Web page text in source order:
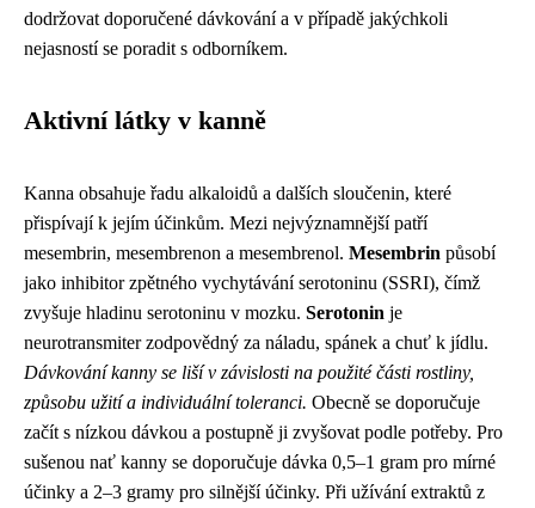
dodržovat doporučené dávkování a v případě jakýchkoli
nejasností se poradit s odborníkem.
Aktivní látky v kanně
Kanna obsahuje řadu alkaloidů a dalších sloučenin, které
přispívají k jejím účinkům. Mezi nejvýznamnější patří
mesembrin, mesembrenon a mesembrenol. Mesembrin působí
jako inhibitor zpětného vychytávání serotoninu (SSRI), čímž
zvyšuje hladinu serotoninu v mozku. Serotonin je
neurotransmiter zodpovědný za náladu, spánek a chuť k jídlu.
Dávkování kanny se liší v závislosti na použité části rostliny,
způsobu užití a individuální toleranci. Obecně se doporučuje
začít s nízkou dávkou a postupně ji zvyšovat podle potřeby. Pro
sušenou nať kanny se doporučuje dávka 0,5–1 gram pro mírné
účinky a 2–3 gramy pro silnější účinky. Při užívání extraktů z